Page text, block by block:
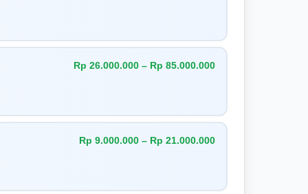
Rp 26.000.000 – Rp 85.000.000
Rp 9.000.000 – Rp 21.000.000